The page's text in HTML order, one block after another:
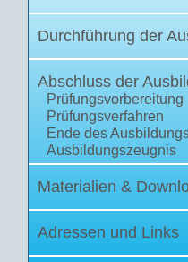
Durchführung der
Abschluss der
Prüfungsvorbereitung
Prüfungsverfahren
Ende des
Ausbildungszeugnis
Materialien &
Adressen und Links